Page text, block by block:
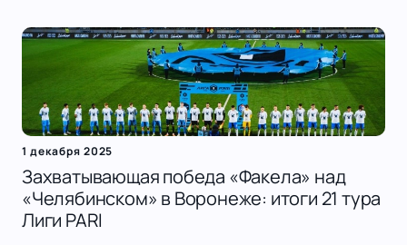
1 декабря 2025
Захватывающая победа «Факела» над
«Челябинском» в Воронеже: итоги 21 тура
Лиги PARI